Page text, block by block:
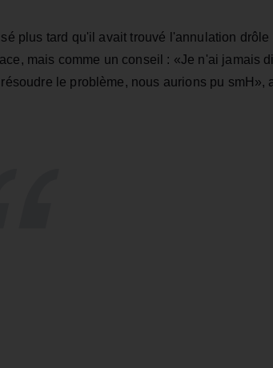
plus tard qu'il avait trouvé l'annulation
mais comme un conseil : «Je n'ai jamais
le problème, nous aurions pu